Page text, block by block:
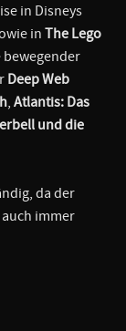
in Disneys
inThe Lego
bewegender
Deep Web
, Atlantis: Das
und die
da der
immer